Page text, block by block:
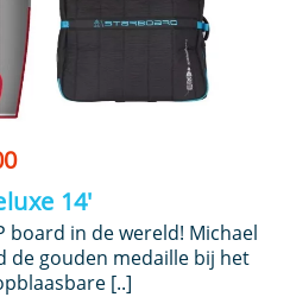
Huidige
prijs
is:
€ 1.299,00.
14′
board in de wereld! Michael
de gouden medaille bij het
[..]